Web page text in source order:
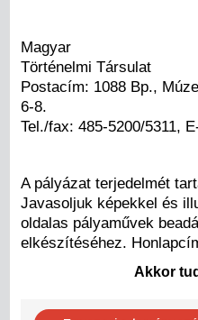
Magyar
Történelmi Társulat
Postacím: 1088 Bp.,
6-8.
Tel./fax: 485-5200/5311,
A pályázat terjedelmét
Javasoljuk képekkel és
oldalas pályaművek
elkészítéséhez.
Akkor